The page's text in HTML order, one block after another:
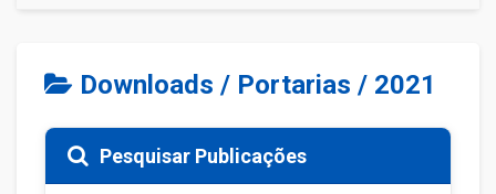
Downloads / Portarias / 2021
Pesquisar Publicações